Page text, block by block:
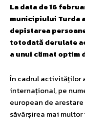
La data de 16
municipiului Turda
depistarea
totodată derulate
a unui climat optim
În cadrul activităților
internațional, pe
european de
săvârșirea mai